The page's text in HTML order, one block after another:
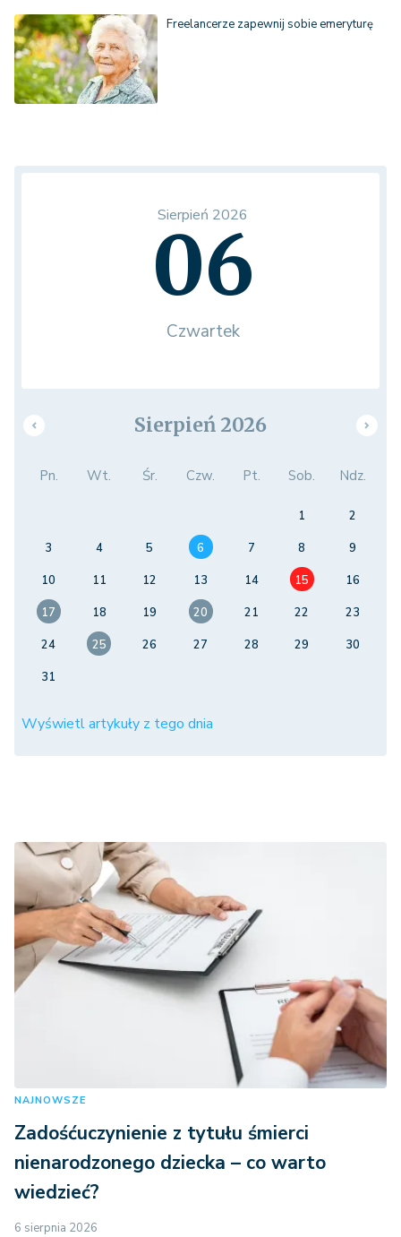
Freelancerze zapewnij sobie emeryturę
Sierpień 2026
06
Czwartek
Sierpień 2026
Pn. Wt. Śr. Czw. Pt. Sob. Ndz.
1
2
3
4 5 6 7 8
9
10
11 12 13 14 15
16
17
18 19 20 21 22
23
24
25 26 27 28 29
30
31
Wyświetl artykuły z tego dnia
NAJNOWSZE
Zadośćuczynienie z tytułu śmierci
nienarodzonego dziecka – co warto
wiedzieć?
6 sierpnia 2026